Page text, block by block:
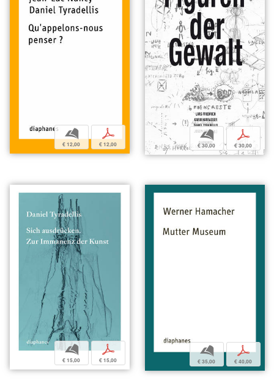
b
€ 12,00
p
€ 12,00
b
€ 30,00
p
€ 30,00
b
€ 15,00
p
€ 15,00
b
€ 35,00
p
€ 40,00